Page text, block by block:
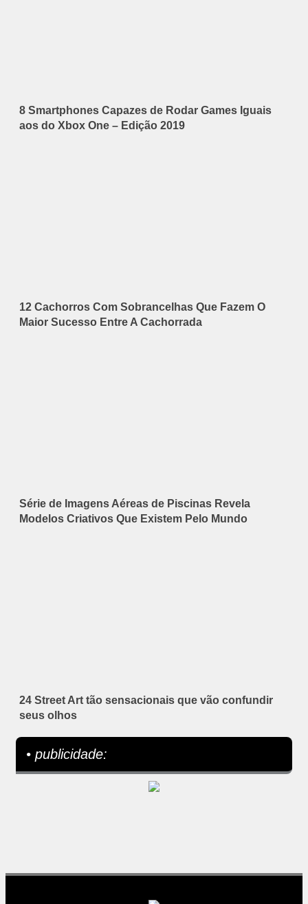
8 Smartphones Capazes de Rodar Games Iguais
aos do Xbox One – Edição 2019
12 Cachorros Com Sobrancelhas Que Fazem O
Maior Sucesso Entre A Cachorrada
Série de Imagens Aéreas de Piscinas Revela
Modelos Criativos Que Existem Pelo Mundo
24 Street Art tão sensacionais que vão confundir
seus olhos
• publicidade: